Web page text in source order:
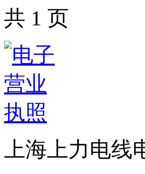
共 1 页
上海上力电线